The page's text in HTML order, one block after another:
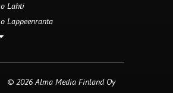
Lahti
Lappeenranta
© 2026 Alma Media Finland Oy